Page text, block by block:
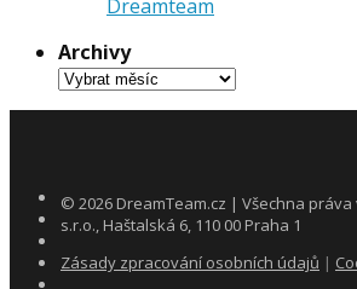
Dreamteam
Archivy
Archivy
© 2026 DreamTeam.cz | Všechna
s.r.o., Haštalská 6, 110 00 Praha 1
Zásady zpracování osobních údajů |